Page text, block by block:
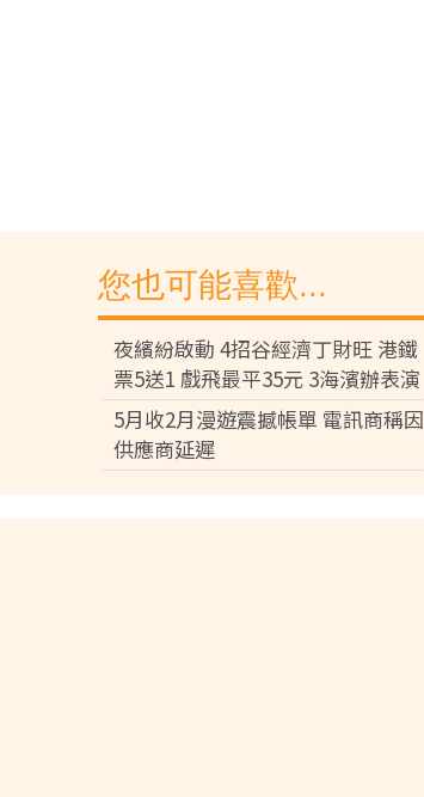
您也可能喜歡...
夜繽紛啟動 4招谷經濟丁財旺 港鐵
票5送1 戲飛最平35元 3海濱辦表演
5月收2月漫遊震撼帳單 電訊商稱因
供應商延遲